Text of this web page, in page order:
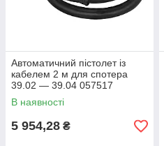
Автоматичний пістолет із
кабелем 2 м для спотера
39.02 — 39.04 057517
В наявності
5 954,28 ₴